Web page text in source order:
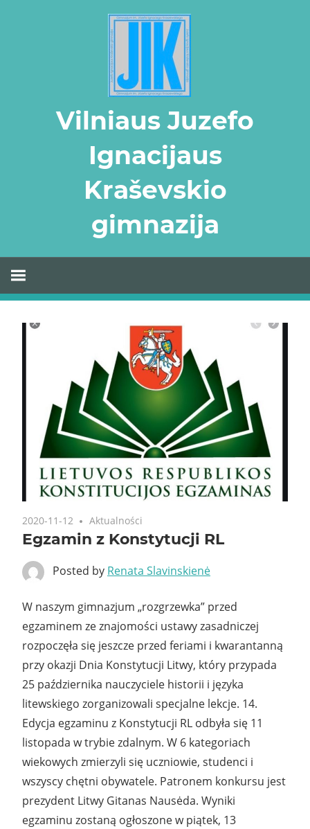
Vilniaus Juzefo
Ignacijaus
Kraševskio
gimnazija
2020-11-12 Aktualności
Egzamin z Konstytucji RL
Posted by Renata Slavinskienė
W naszym gimnazjum „rozgrzewka” przed
egzaminem ze znajomości ustawy zasadniczej
rozpoczęła się jeszcze przed feriami i kwarantanną
przy okazji Dnia Konstytucji Litwy, który przypada
25 października nauczyciele historii i języka
litewskiego zorganizowali specjalne lekcje. 14.
Edycja egzaminu z Konstytucji RL odbyła się 11
listopada w trybie zdalnym. W 6 kategoriach
wiekowych zmierzyli się uczniowie, studenci i
wszyscy chętni obywatele. Patronem konkursu jest
prezydent Litwy Gitanas Nausėda. Wyniki
egzaminu zostaną ogłoszone w piątek, 13